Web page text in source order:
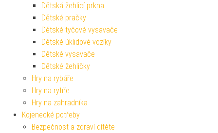
Dětská žehlicí prkna
Dětské pračky
Dětské tyčové vysavače
Dětské úklidové vozíky
Dětské vysavače
Dětské žehličky
Hry na rybáře
Hry na rytíře
Hry na zahradníka
Kojenecké potřeby
Bezpečnost a zdraví dítěte